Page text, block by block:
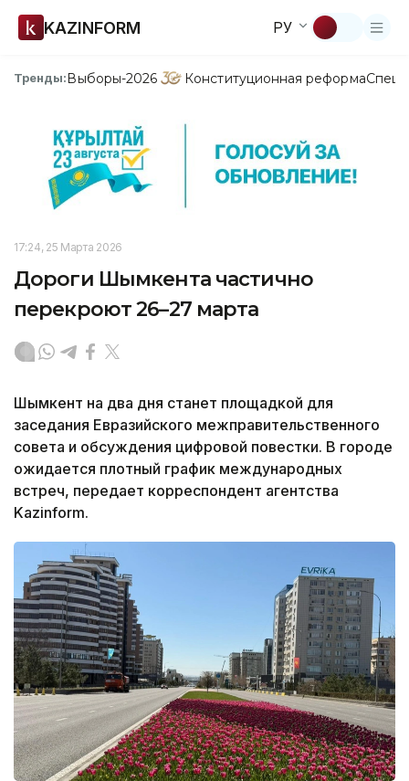
KAZINFORM РУ
Тренды:Выборы-2026 Конституционная реформа
17:24, 25 Марта 2026
Дороги Шымкента частично
перекроют 26–27 марта
Шымкент на два дня станет площадкой для
заседания Евразийского межправительственного
совета и обсуждения цифровой повестки. В городе
ожидается плотный график международных
встреч, передает корреспондент агентства
Kazinform.